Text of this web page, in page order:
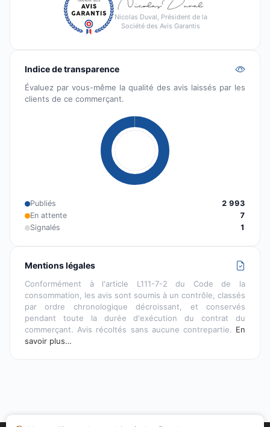
Nicolas Duval, Président de la
Société des Avis Garantis
Indice de transparence
Évaluez par vous-même la qualité des avis laissés par les
clients de ce commerçant.
Publiés
2 993
En attente
7
Signalés
1
Mentions légales
Conformément à l'article L111-7-2 du Code de la
consommation, les avis sont soumis à un contrôle, classés
par ordre chronologique décroissant, et conservés
pendant toute la durée d'exécution du contrat du
commerçant. Avis récoltés sans aucune contrepartie. En
savoir plus…